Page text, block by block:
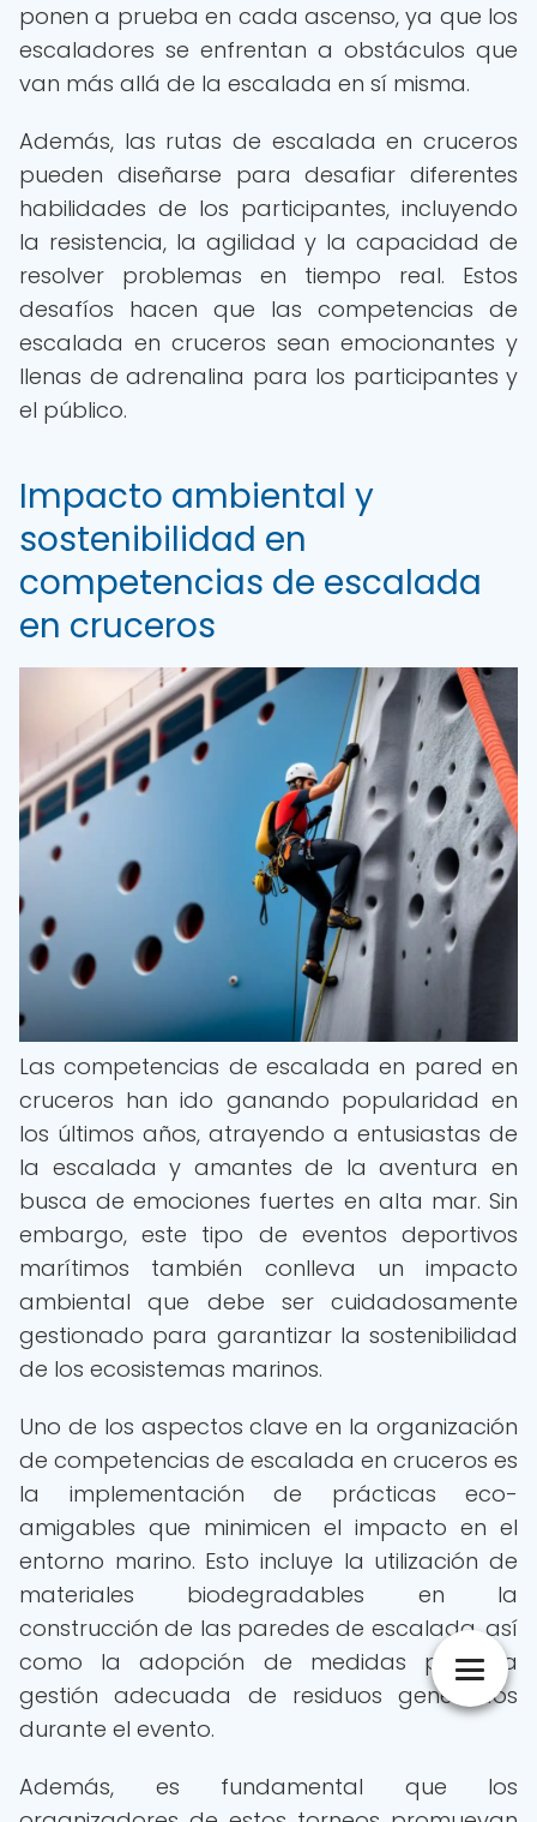
ponen a prueba en cada ascenso, ya que los
escaladores se enfrentan a obstáculos que
van más allá de la escalada en sí misma.
Además, las rutas de escalada en cruceros
pueden diseñarse para desafiar diferentes
habilidades de los participantes, incluyendo
la resistencia, la agilidad y la capacidad de
resolver problemas en tiempo real. Estos
desafíos hacen que las competencias de
escalada en cruceros sean emocionantes y
llenas de adrenalina para los participantes y
el público.
Impacto ambiental y
sostenibilidad en
competencias de escalada
en cruceros
Las competencias de escalada en pared en
cruceros han ido ganando popularidad en
los últimos años, atrayendo a entusiastas de
la escalada y amantes de la aventura en
busca de emociones fuertes en alta mar. Sin
embargo, este tipo de eventos deportivos
marítimos también conlleva un impacto
ambiental que debe ser cuidadosamente
gestionado para garantizar la sostenibilidad
de los ecosistemas marinos.
Uno de los aspectos clave en la organización
de competencias de escalada en cruceros es
la implementación de prácticas eco-
amigables que minimicen el impacto en el
entorno marino. Esto incluye la utilización de
materiales biodegradables en la
construcción de las paredes de escalada, así
como la adopción de medidas para la
gestión adecuada de residuos generados
durante el evento.
Además, es fundamental que los